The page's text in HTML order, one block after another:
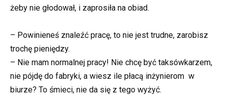
żeby nie głodował, i zaprosiła na obiad.
– Powinieneś znaleźć pracę, to nie jest trudne, zarobisz
trochę pieniędzy.
– Nie mam normalnej pracy! Nie chcę być taksówkarzem,
nie pójdę do fabryki, a wiesz ile płacą inżynierom w
biurze? To śmieci, nie da się z tego wyżyć.